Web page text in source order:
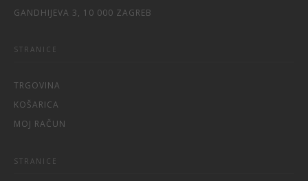
GANDHIJEVA 3, 10 000 ZAGREB
STRANICE
TRGOVINA
KOŠARICA
MOJ RAČUN
STRANICE